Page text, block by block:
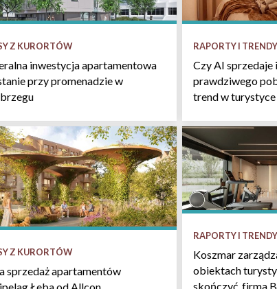
Z KURORTÓW
inwestycja apartamentowa
przy promenadzie w
RAPORTY I TRENDY
Czy AI sprzedaje
prawdziwego
trend w turystyce
Z KURORTÓW
sprzedaż apartamentów
RAPORTY I TRENDY
Koszmar
obiektach
skończyć, firma